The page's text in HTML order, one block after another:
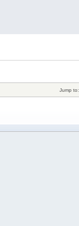
Jump to: